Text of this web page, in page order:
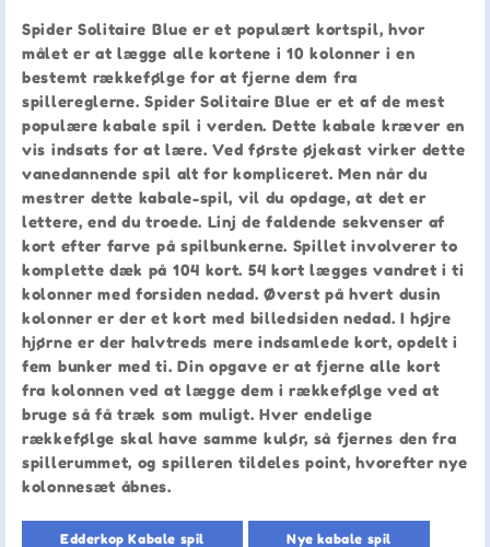
Spider Solitaire Blue er et populært kortspil, hvor
målet er at lægge alle kortene i 10 kolonner i en
bestemt rækkefølge for at fjerne dem fra
spillereglerne. Spider Solitaire Blue er et af de mest
populære kabale spil i verden. Dette kabale kræver en
vis indsats for at lære. Ved første øjekast virker dette
vanedannende spil alt for kompliceret. Men når du
mestrer dette kabale-spil, vil du opdage, at det er
lettere, end du troede. Linj de faldende sekvenser af
kort efter farve på spilbunkerne. Spillet involverer to
komplette dæk på 104 kort. 54 kort lægges vandret i ti
kolonner med forsiden nedad. Øverst på hvert dusin
kolonner er der et kort med billedsiden nedad. I højre
hjørne er der halvtreds mere indsamlede kort, opdelt i
fem bunker med ti. Din opgave er at fjerne alle kort
fra kolonnen ved at lægge dem i rækkefølge ved at
bruge så få træk som muligt. Hver endelige
rækkefølge skal have samme kulør, så fjernes den fra
spillerummet, og spilleren tildeles point, hvorefter nye
kolonnesæt åbnes.
Edderkop Kabale spil Nye kabale spil